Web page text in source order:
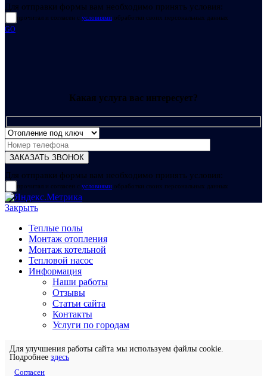
Для отправки формы вам необходимо принять условия:
прочитал и согласен с условиями обработки своих персональных данных
GO
Какая услуга вас интересует?
Для отправки формы вам необходимо принять условия:
прочитал и согласен с условиями обработки своих персональных данных
Закрыть
Теплые полы
Монтаж отопления
Монтаж котельной
Тепловой насос
Информация
Наши работы
Отзывы
Статьи сайта
Контакты
Услуги по городам
Для улучшения работы сайта мы используем файлы cookie.
Подробнее здесь
Согласен